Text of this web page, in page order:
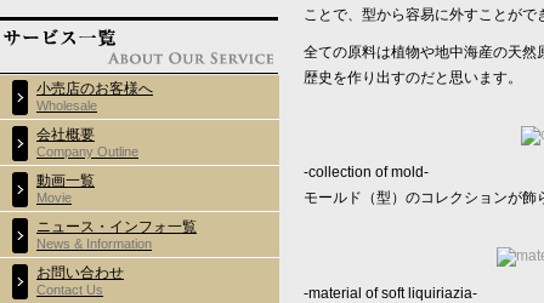
ことで、型から容易に外すことがで
全ての原料は植物や地中海産の天
歴史を作り出すのだと思います。
-collection of mold-
モールド（型）のコレクションが飾
-material of soft liquiriazia-
小売店のお客様へ
Wholesale
会社概要
Company Outline
動画一覧
Movie
ニュース・インフォ一覧
News & Information
お問い合わせ
Contact Us